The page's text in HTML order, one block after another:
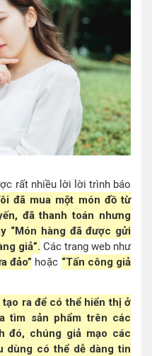
rất nhiều lời lời trình báo
đã mua một món đồ từ
đã thanh toán nhưng
“Món hàng đã được gửi
giả”. Các trang web như
đảo” hoặc “Tấn công giả
ra để có thể hiển thị ở
tìm sản phẩm trên các
đó, chúng giả mạo các
dùng có thể dễ dàng tin